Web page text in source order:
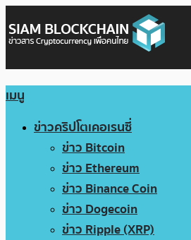
เมนู
ข่าวคริปโตเคอเรนซี่
ข่าว Bitcoin
ข่าว Ethereum
ข่าว Binance Coin
ข่าว Dogecoin
ข่าว Ripple (XRP)